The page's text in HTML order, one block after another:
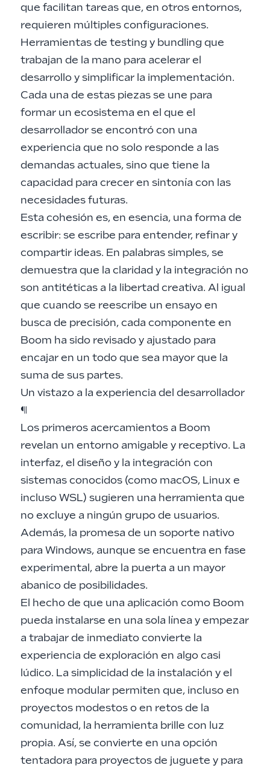
que facilitan tareas que, en otros entornos,
requieren múltiples configuraciones.
Herramientas de testing y bundling que
trabajan de la mano para acelerar el
desarrollo y simplificar la implementación.
Cada una de estas piezas se une para
formar un ecosistema en el que el
desarrollador se encontró con una
experiencia que no solo responde a las
demandas actuales, sino que tiene la
capacidad para crecer en sintonía con las
necesidades futuras.
Esta cohesión es, en esencia, una forma de
escribir: se escribe para entender, refinar y
compartir ideas. En palabras simples, se
demuestra que la claridad y la integración no
son antitéticas a la libertad creativa. Al igual
que cuando se reescribe un ensayo en
busca de precisión, cada componente en
Boom ha sido revisado y ajustado para
encajar en un todo que sea mayor que la
suma de sus partes.
Un vistazo a la experiencia del desarrollador
¶
Los primeros acercamientos a Boom
revelan un entorno amigable y receptivo. La
interfaz, el diseño y la integración con
sistemas conocidos (como macOS, Linux e
incluso WSL) sugieren una herramienta que
no excluye a ningún grupo de usuarios.
Además, la promesa de un soporte nativo
para Windows, aunque se encuentra en fase
experimental, abre la puerta a un mayor
abanico de posibilidades.
El hecho de que una aplicación como Boom
pueda instalarse en una sola línea y empezar
a trabajar de inmediato convierte la
experiencia de exploración en algo casi
lúdico. La simplicidad de la instalación y el
enfoque modular permiten que, incluso en
proyectos modestos o en retos de la
comunidad, la herramienta brille con luz
propia. Así, se convierte en una opción
tentadora para proyectos de juguete y para